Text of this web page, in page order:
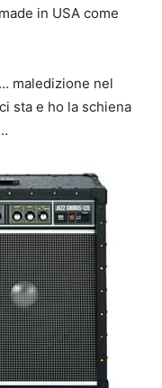
in USA come
maledizione nel
sta e ho la schiena